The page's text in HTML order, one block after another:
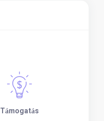
Támogatás